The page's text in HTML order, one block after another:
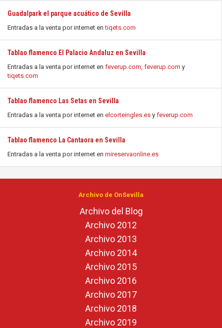
Guadalpark el parque acuático de Sevilla
Entradas a la venta por internet entiqets.com
Tablao flamenco El Palacio Andaluz en Sevilla
Entradas a la venta por internet en feverup.com, feverup.com y
tiqets.com
Tablao flamenco Las Setas en Sevilla
Entradas a la venta por internet en elcorteingles.es y feverup.com
Tablao flamenco La Cantaora en Sevilla
Entradas a la venta por internet en mireservaonline.es
Archivo de OnSevilla
Archivo del Blog
Archivo 2012
Archivo 2013
Archivo 2014
Archivo 2015
Archivo 2016
Archivo 2017
Archivo 2018
Archivo 2019